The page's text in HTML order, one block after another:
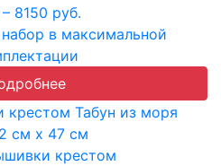
8150 руб.
в максимальной
см х 47 см
крестом